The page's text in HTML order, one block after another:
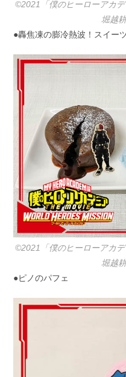
©2021「僕のヒーローアカ
堀越
●轟焦凍の膨冷熱波！スイー
©2021「僕のヒーローアカ
堀越
●ピノのパフェ